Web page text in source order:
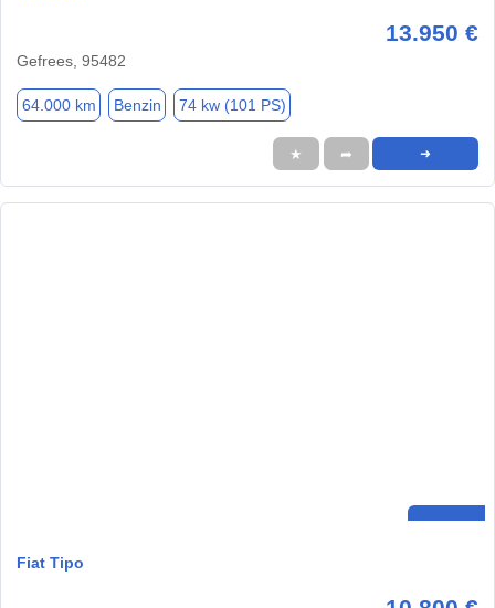
13.950 €
Gefrees, 95482
64.000 km Benzin 74 kw (101 PS)
★ ➦ ➜
Fiat Tipo